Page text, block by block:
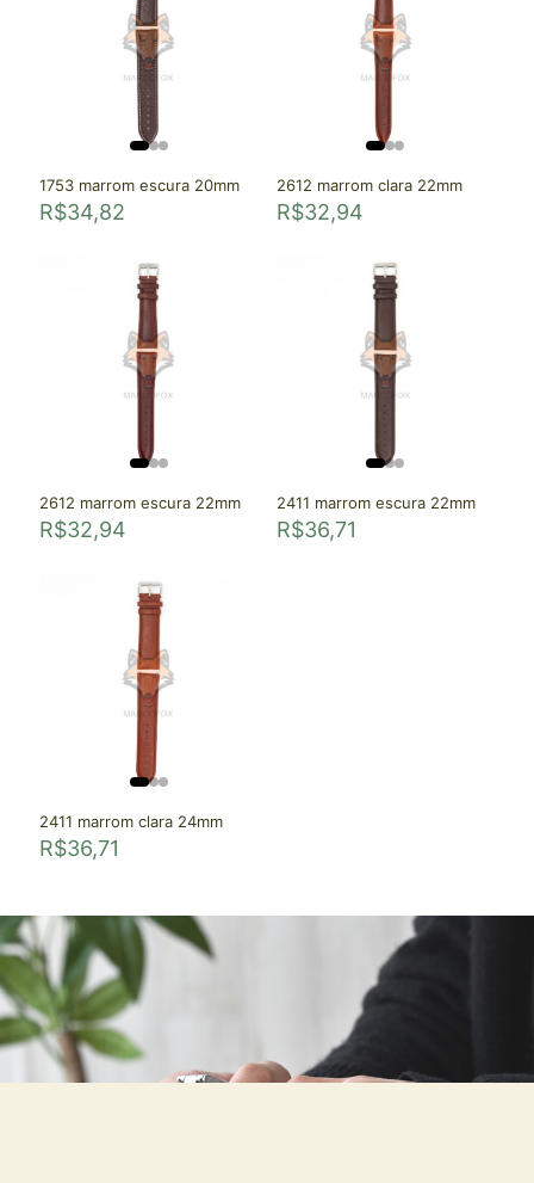
1753 marrom escura 20mm
R$34,82
2612 marrom clara 22mm
R$32,94
2612 marrom escura 22mm
R$32,94
2411 marrom escura 22mm
R$36,71
2411 marrom clara 24mm
R$36,71